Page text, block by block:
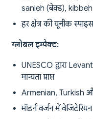
sanieh (बेक्ड), kibbeh
हर क्षेत्र की यूनीक
ग्लोबल इम्पैक्ट:
UNESCO द्वारा
मान्यता प्राप्त
Armenian, Turkish
मॉडर्न वर्जन में